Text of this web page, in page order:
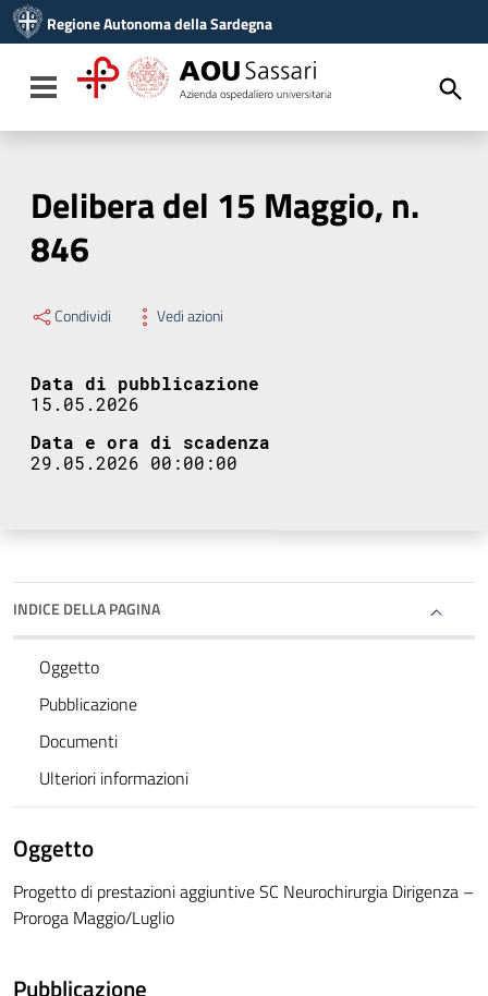
Vai al menu di navigazione
Vai al footer
Regione Autonoma della Sardegna
Toggle navigation
Delibera del 15 Maggio, n.
846
Condividi Vedi azioni
Data di pubblicazione
15.05.2026
Data e ora di scadenza
29.05.2026 00:00:00
INDICE DELLA PAGINA
Oggetto
Pubblicazione
Documenti
Ulteriori informazioni
Oggetto
Progetto di prestazioni aggiuntive SC Neurochirurgia Dirigenza –
Proroga Maggio/Luglio
Pubblicazione